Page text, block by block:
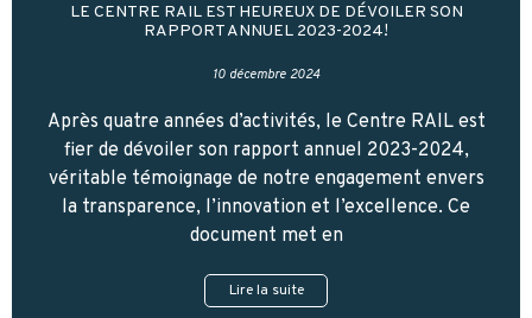
LE CENTRE RAIL EST HEUREUX DE DÉVOILER SON
RAPPORT ANNUEL 2023-2024!
10 décembre 2024
Après quatre années d’activités, le Centre RAIL est
fier de dévoiler son rapport annuel 2023-2024,
véritable témoignage de notre engagement envers
la transparence, l’innovation et l’excellence. Ce
document met en
Lire la suite